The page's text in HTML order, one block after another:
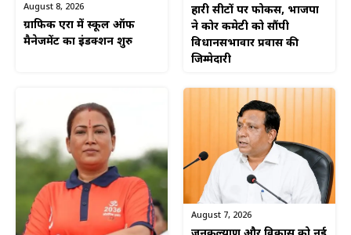
August 8, 2026
ग्राफिक एरा में स्कूल ऑफ
मैनेजमेंट का इंडक्शन शुरु
हारी सीटों पर फोकस, भाजपा
ने कोर कमेटी को सौंपी
विधानसभावार प्रवास की
जिम्मेदारी
August 7, 2026